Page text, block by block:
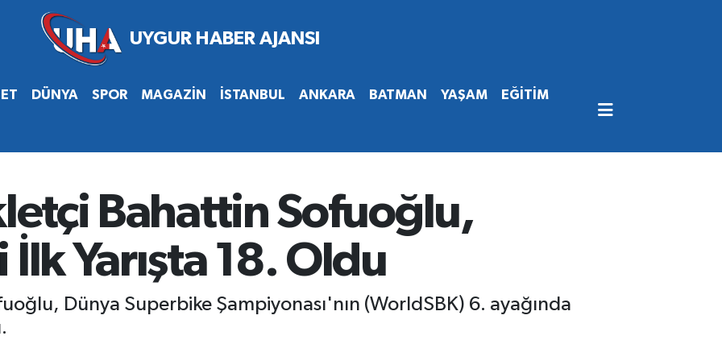
DÜNYA SPOR MAGAZİN İSTANBUL ANKARA BATMAN YAŞAM EĞİTİM
Bahattin Sofuoğlu,
Yarışta 18. Oldu
Dünya Superbike Şampiyonası'nın (WorldSBK) 6. ayağında